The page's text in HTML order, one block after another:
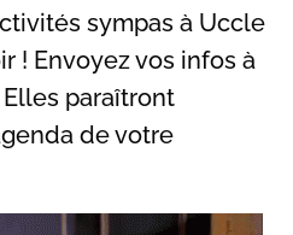
sympas à Uccle
! Envoyez vos infos à
Elles paraîtront
de votre